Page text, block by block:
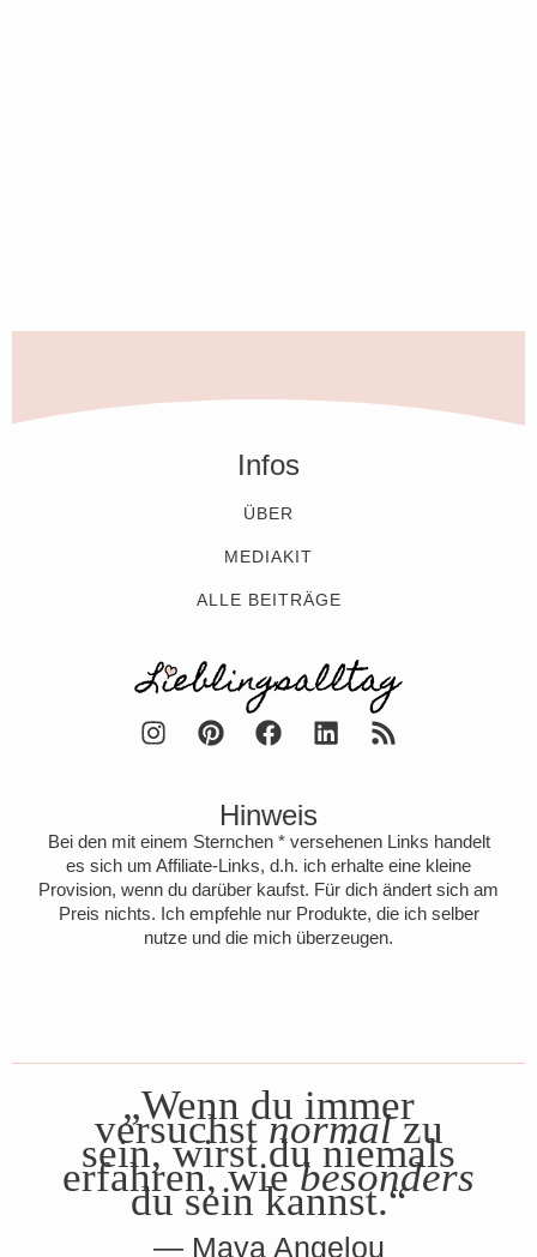
Infos
ÜBER
MEDIAKIT
ALLE BEITRÄGE
Hinweis
Bei den mit einem Sternchen * versehenen Links handelt
es sich um Affiliate-Links, d.h. ich erhalte eine kleine
Provision, wenn du darüber kaufst. Für dich ändert sich am
Preis nichts. Ich empfehle nur Produkte, die ich selber
nutze und die mich überzeugen.
„Wenn du immer
versuchstnormalzu
sein, wirst du niemals
erfahren, wiebesonders
du sein kannst.“
Maya Angelou